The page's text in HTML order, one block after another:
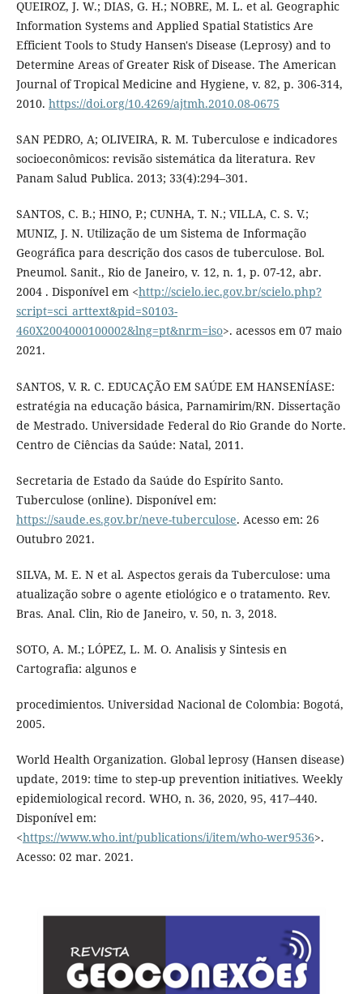
QUEIROZ, J. W.; DIAS, G. H.; NOBRE, M. L. et al. Geographic
Information Systems and Applied Spatial Statistics Are
Efficient Tools to Study Hansen's Disease (Leprosy) and to
Determine Areas of Greater Risk of Disease. The American
Journal of Tropical Medicine and Hygiene, v. 82, p. 306-314,
2010. https://doi.org/10.4269/ajtmh.2010.08-0675
SAN PEDRO, A; OLIVEIRA, R. M. Tuberculose e indicadores
socioeconômicos: revisão sistemática da literatura. Rev
Panam Salud Publica. 2013; 33(4):294–301.
SANTOS, C. B.; HINO, P.; CUNHA, T. N.; VILLA, C. S. V.;
MUNIZ, J. N. Utilização de um Sistema de Informação
Geográfica para descrição dos casos de tuberculose. Bol.
Pneumol. Sanit., Rio de Janeiro, v. 12, n. 1, p. 07-12, abr.
2004 . Disponível em <http://scielo.iec.gov.br/scielo.php?
script=sci_arttext&pid=S0103-
460X2004000100002&lng=pt&nrm=iso>. acessos em 07 maio
2021.
SANTOS, V. R. C. EDUCAÇÃO EM SAÚDE EM HANSENÍASE:
estratégia na educação básica, Parnamirim/RN. Dissertação
de Mestrado. Universidade Federal do Rio Grande do Norte.
Centro de Ciências da Saúde: Natal, 2011.
Secretaria de Estado da Saúde do Espírito Santo.
Tuberculose (online). Disponível em:
https://saude.es.gov.br/neve-tuberculose. Acesso em: 26
Outubro 2021.
SILVA, M. E. N et al. Aspectos gerais da Tuberculose: uma
atualização sobre o agente etiológico e o tratamento. Rev.
Bras. Anal. Clin, Rio de Janeiro, v. 50, n. 3, 2018.
SOTO, A. M.; LÓPEZ, L. M. O. Analisis y Sintesis en
Cartografia: algunos e
procedimientos. Universidad Nacional de Colombia: Bogotá,
2005.
World Health Organization. Global leprosy (Hansen disease)
update, 2019: time to step-up prevention initiatives. Weekly
epidemiological record. WHO, n. 36, 2020, 95, 417–440.
Disponível em:
<https://www.who.int/publications/i/item/who-wer9536>.
Acesso: 02 mar. 2021.